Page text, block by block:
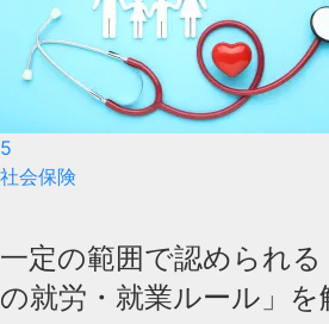
5
社会保険
一定の範囲で認められる
の就労・就業ルール」を